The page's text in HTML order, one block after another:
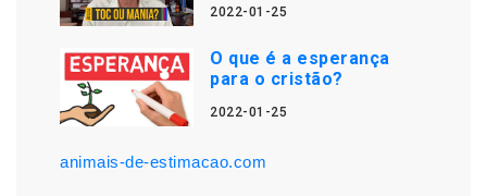
2022-01-25
O que é a esperança
para o cristão?
2022-01-25
animais-de-estimacao.com